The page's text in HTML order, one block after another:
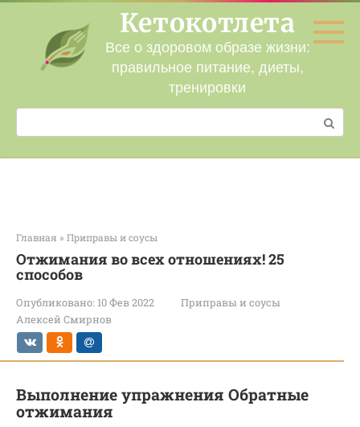
Перейти
контенту
Кетокотлета
Все о здоровом образе жизни:
правильное питание, диеты,
тренировки
Поиск:
Главная » Приправы и соусы
Отжимания во всех отношениях! 25
способов
Опубликовано: 10 Фев 2022
Приправы и соусы
Алексей Смирнов
Выполнение упражнения Обратные
отжимания